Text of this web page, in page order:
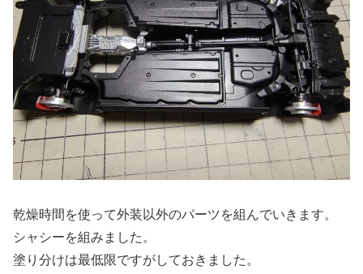
乾燥時間を使って外装以外のパーツを組んでいきます。
シャシーを組みました。
塗り分けは最低限ですがしておきました。